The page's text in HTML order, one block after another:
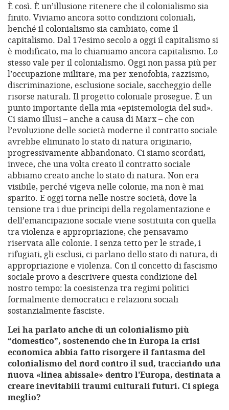
È così. È un’illusione ritenere che il colonialismo sia
finito. Viviamo ancora sotto condizioni coloniali,
benché il colonialismo sia cambiato, come il
capitalismo. Dal 17esimo secolo a oggi il capitalismo si
è modificato, ma lo chiamiamo ancora capitalismo. Lo
stesso vale per il colonialismo. Oggi non passa più per
l’occupazione militare, ma per xenofobia, razzismo,
discriminazione, esclusione sociale, saccheggio delle
risorse naturali. Il progetto coloniale prosegue. È un
punto importante della mia «epistemologia del sud».
Ci siamo illusi – anche a causa di Marx – che con
l’evoluzione delle società moderne il contratto sociale
avrebbe eliminato lo stato di natura originario,
progressivamente abbandonato. Ci siamo scordati,
invece, che una volta creato il contratto sociale
abbiamo creato anche lo stato di natura. Non era
visibile, perché vigeva nelle colonie, ma non è mai
sparito. E oggi torna nelle nostre società, dove la
tensione tra i due principi della regolamentazione e
dell’emancipazione sociale viene sostituita con quella
tra violenza e appropriazione, che pensavamo
riservata alle colonie. I senza tetto per le strade, i
rifugiati, gli esclusi, ci parlano dello stato di natura, di
appropriazione e violenza. Con il concetto di fascismo
sociale provo a descrivere questa condizione del
nostro tempo: la coesistenza tra regimi politici
formalmente democratici e relazioni sociali
sostanzialmente fasciste.
Lei ha parlato anche di un colonialismo più
“domestico”, sostenendo che in Europa la crisi
economica abbia fatto risorgere il fantasma del
colonialismo del nord contro il sud, tracciando una
nuova «linea abissale» dentro l’Europa, destinata a
creare inevitabili traumi culturali futuri. Ci spiega
meglio?